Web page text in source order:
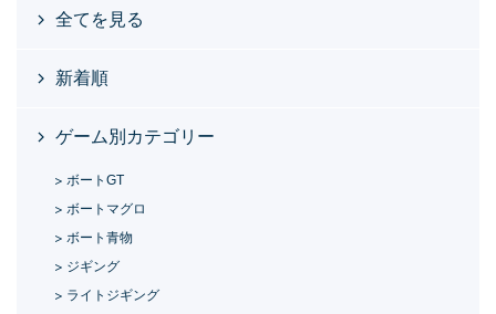
全てを見る
新着順
ゲーム別カテゴリー
ボートGT
ボートマグロ
ボート青物
ジギング
ライトジギング